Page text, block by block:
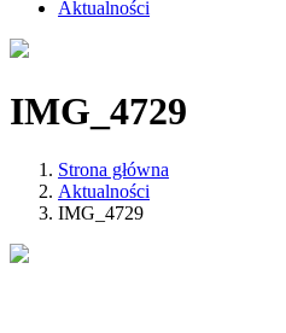
Aktualności
IMG_4729
Strona główna
Aktualności
IMG_4729